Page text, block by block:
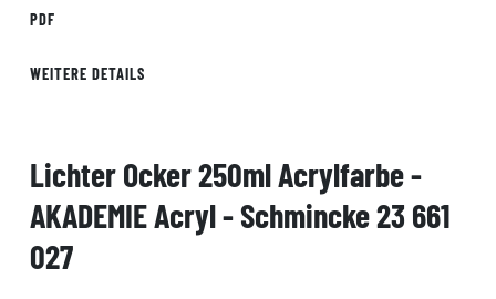
PDF
WEITERE DETAILS
Lichter Ocker 250ml Acrylfarbe -
AKADEMIE Acryl - Schmincke 23 661
027